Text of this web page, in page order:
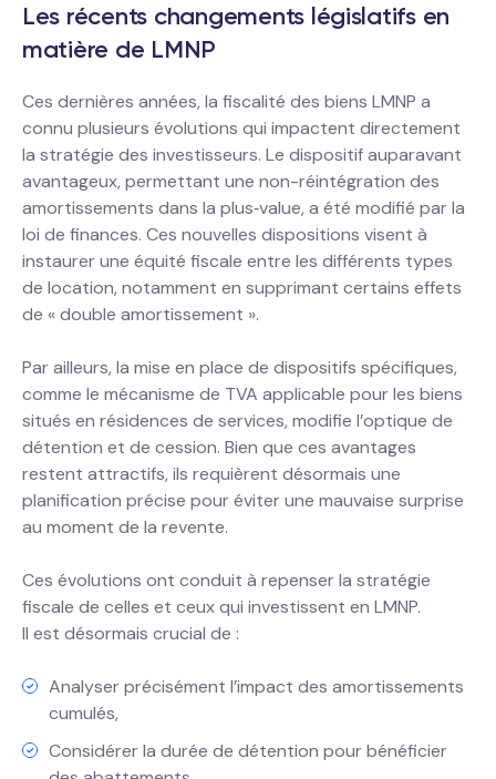
Les récents changements législatifs en
matière de LMNP
Ces dernières années, la fiscalité des biens LMNP a
connu plusieurs évolutions qui impactent directement
la stratégie des investisseurs. Le dispositif auparavant
avantageux, permettant une non-réintégration des
amortissements dans la plus‐value, a été modifié par la
loi de finances. Ces nouvelles dispositions visent à
instaurer une équité fiscale entre les différents types
de location, notamment en supprimant certains effets
de « double amortissement ».
Par ailleurs, la mise en place de dispositifs spécifiques,
comme le mécanisme de TVA applicable pour les biens
situés en résidences de services, modifie l’optique de
détention et de cession. Bien que ces avantages
restent attractifs, ils requièrent désormais une
planification précise pour éviter une mauvaise surprise
au moment de la revente.
Ces évolutions ont conduit à repenser la stratégie
fiscale de celles et ceux qui investissent en LMNP.
Il est désormais crucial de :
Analyser précisément l’impact des amortissements
cumulés,
Considérer la durée de détention pour bénéficier